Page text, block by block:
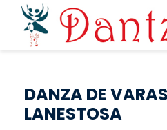
Pasar al contenido principal
DANZA DE
LANESTOSA